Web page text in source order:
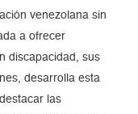
venezolana sin
a ofrecer
discapacidad, sus
desarrolla esta
las